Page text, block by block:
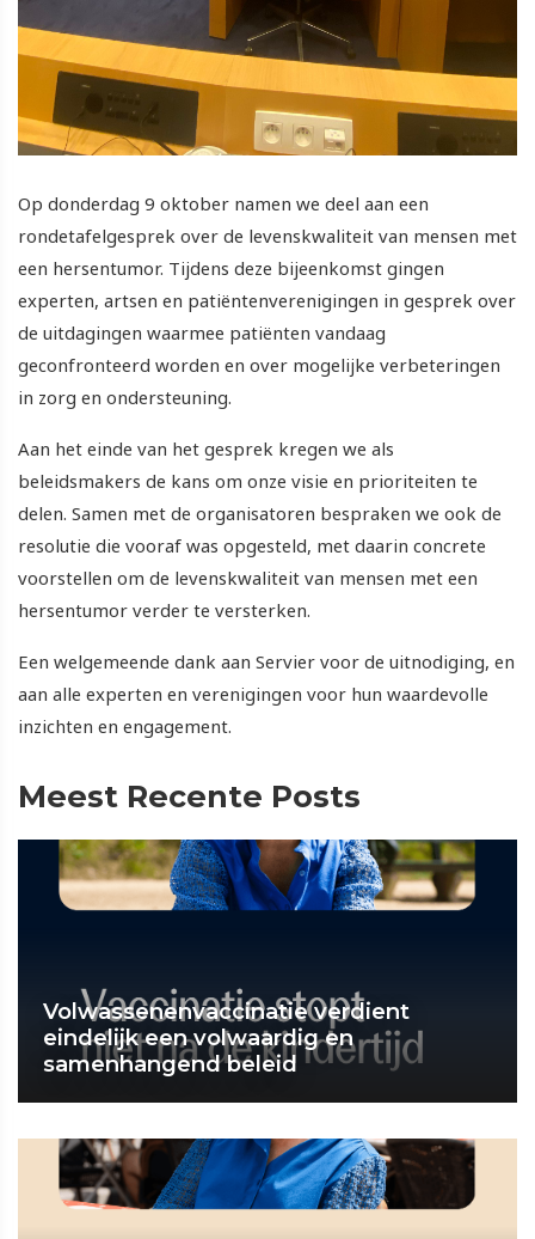
Op donderdag 9 oktober namen we deel aan een
rondetafelgesprek over de levenskwaliteit van mensen met
een hersentumor. Tijdens deze bijeenkomst gingen
experten, artsen en patiëntenverenigingen in gesprek over
de uitdagingen waarmee patiënten vandaag
geconfronteerd worden en over mogelijke verbeteringen
in zorg en ondersteuning.
Aan het einde van het gesprek kregen we als
beleidsmakers de kans om onze visie en prioriteiten te
delen. Samen met de organisatoren bespraken we ook de
resolutie die vooraf was opgesteld, met daarin concrete
voorstellen om de levenskwaliteit van mensen met een
hersentumor verder te versterken.
Een welgemeende dank aan Servier voor de uitnodiging, en
aan alle experten en verenigingen voor hun waardevolle
inzichten en engagement.
Meest Recente Posts
Volwassenenvaccinatie verdient
eindelijk een volwaardig en
samenhangend beleid